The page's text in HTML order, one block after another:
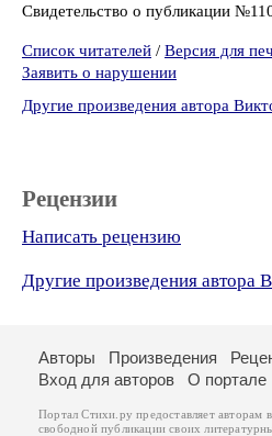
Свидетельство о публикации
Список читателей / Версия для
Заявить о нарушении
Другие произведения автора
Рецензии
Написать рецензию
Другие произведения автора
Авторы Произведения
Вход для авторов
О портале
Портал Стихи.ру предоставляет авторам
свободной публикации своих